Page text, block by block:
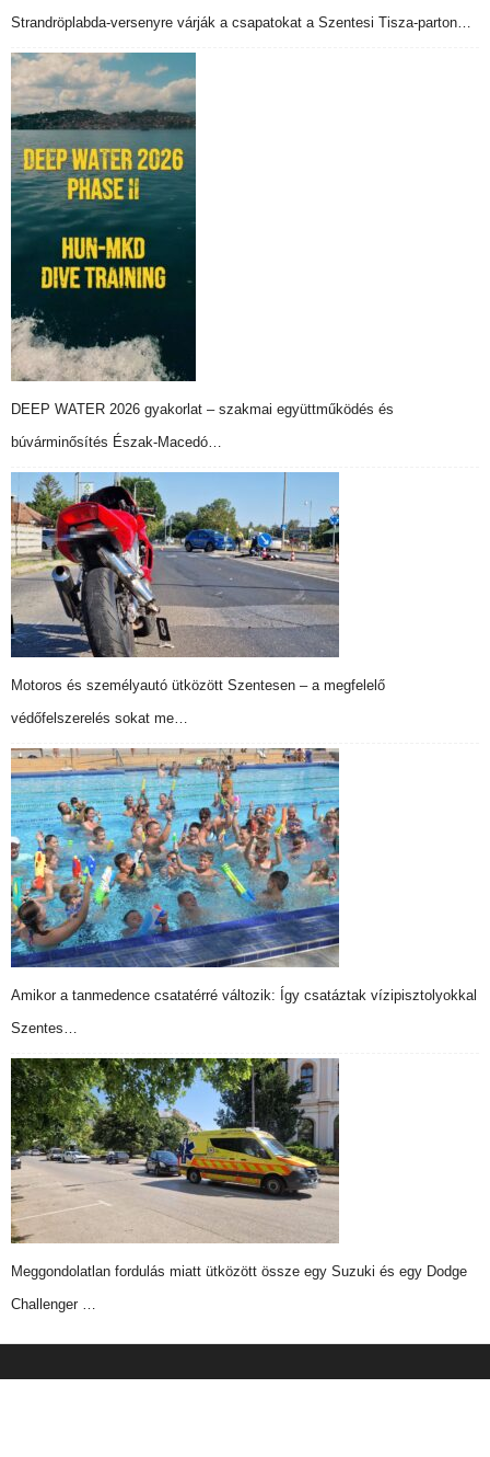
Strandröplabda-versenyre várják a csapatokat a Szentesi Tisza-parton…
DEEP WATER 2026 gyakorlat – szakmai együttműködés és
búvárminősítés Észak-Macedó…
Motoros és személyautó ütközött Szentesen – a megfelelő
védőfelszerelés sokat me…
Amikor a tanmedence csatatérré változik: Így csatáztak vízipisztolyokkal
Szentes…
Meggondolatlan fordulás miatt ütközött össze egy Suzuki és egy Dodge
Challenger …